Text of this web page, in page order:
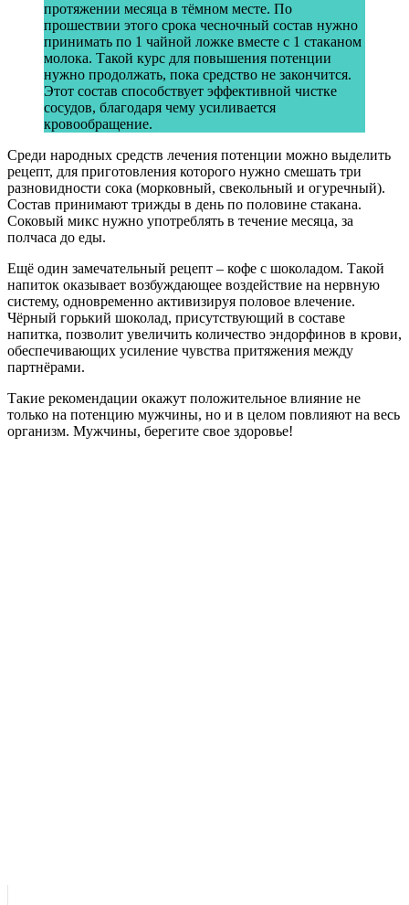
протяжении месяца в тёмном месте. По
прошествии этого срока чесночный состав нужно
принимать по 1 чайной ложке вместе с 1 стаканом
молока. Такой курс для повышения потенции
нужно продолжать, пока средство не закончится.
Этот состав способствует эффективной чистке
сосудов, благодаря чему усиливается
кровообращение.
Среди народных средств лечения потенции можно выделить
рецепт, для приготовления которого нужно смешать три
разновидности сока (морковный, свекольный и огуречный).
Состав принимают трижды в день по половине стакана.
Соковый микс нужно употреблять в течение месяца, за
полчаса до еды.
Ещё один замечательный рецепт – кофе с шоколадом. Такой
напиток оказывает возбуждающее воздействие на нервную
систему, одновременно активизируя половое влечение.
Чёрный горький шоколад, присутствующий в составе
напитка, позволит увеличить количество эндорфинов в крови,
обеспечивающих усиление чувства притяжения между
партнёрами.
Такие рекомендации окажут положительное влияние не
только на потенцию мужчины, но и в целом повлияют на весь
организм. Мужчины, берегите свое здоровье!